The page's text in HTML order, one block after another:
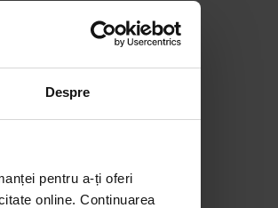
Despre
pentru a-ți oferi
online. Continuarea